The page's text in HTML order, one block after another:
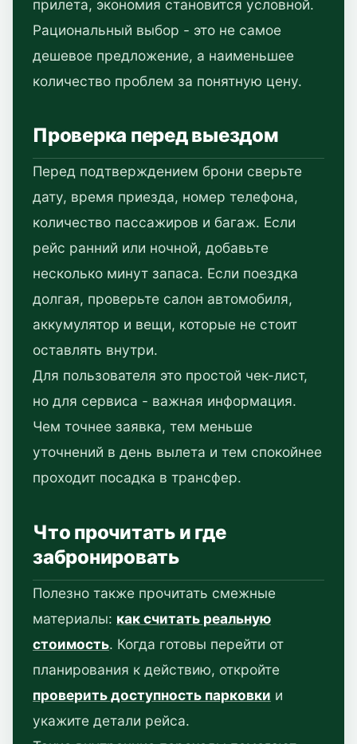
прилета, экономия становится условной.
Рациональный выбор - это не самое
дешевое предложение, а наименьшее
количество проблем за понятную цену.
Проверка перед выездом
Перед подтверждением брони сверьте
дату, время приезда, номер телефона,
количество пассажиров и багаж. Если
рейс ранний или ночной, добавьте
несколько минут запаса. Если поездка
долгая, проверьте салон автомобиля,
аккумулятор и вещи, которые не стоит
оставлять внутри.
Для пользователя это простой чек-лист,
но для сервиса - важная информация.
Чем точнее заявка, тем меньше
уточнений в день вылета и тем спокойнее
проходит посадка в трансфер.
Что прочитать и где
забронировать
Полезно также прочитать смежные
материалы: как считать реальную
стоимость. Когда готовы перейти от
планирования к действию, откройте
проверить доступность парковки и
укажите детали рейса.